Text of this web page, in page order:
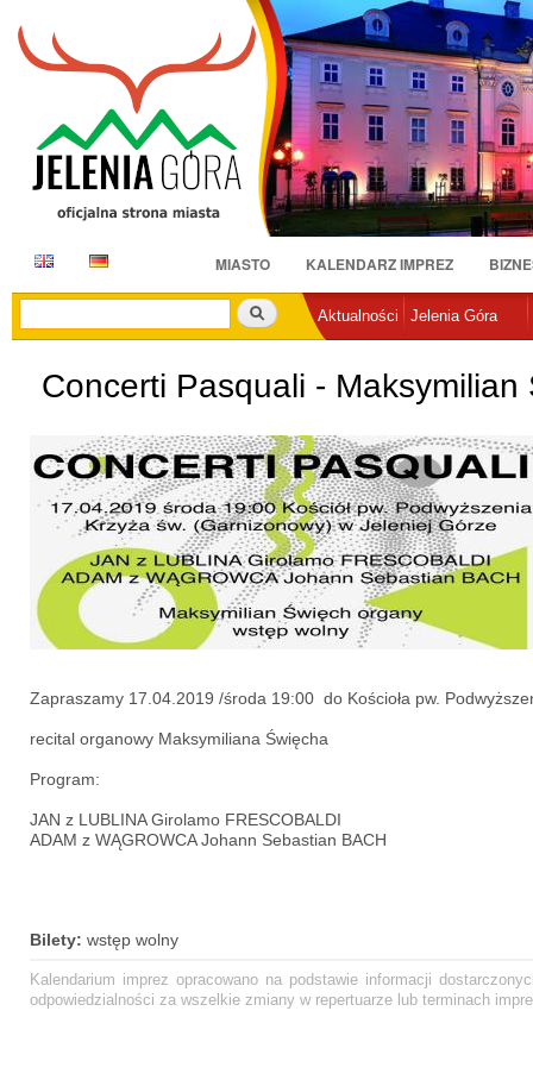
do
E
D
MIASTO KALENDARZ IMPREZ
Szukaj
Aktualności Jelenia Góra
Concerti Pasquali -
Zapraszamy 17.04.2019 /środa 19:00 do Kościoła pw.
recital organowy Maksymiliana Święcha
Program:
JAN z LUBLINA Girolamo FRESCOBALDI
ADAM z WĄGROWCA Johann Sebastian BACH
Bilety: wstęp wolny
Kalendarium imprez opracowano na podstawie informacji
odpowiedzialności za wszelkie zmiany w repertuarze lub terminach